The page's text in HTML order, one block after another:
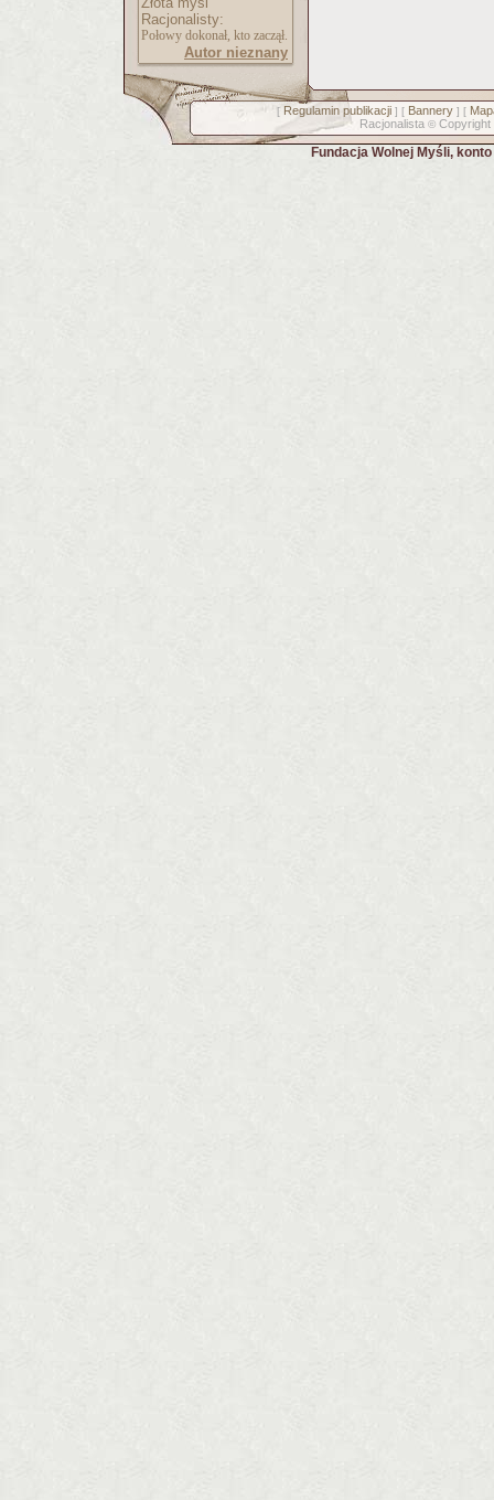
Racjonalisty:
Połowy dokonał, kto zaczął.
Autor nieznany
[ Regulamin publikacji] [ Bannery] [
Racjonalista © Copyright
Fundacja Wolnej Myśli,